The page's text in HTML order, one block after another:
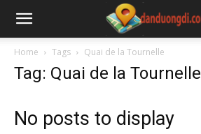
Home Tags Quai de la Tournelle
Tag: Quai de la Tournelle
No posts to display